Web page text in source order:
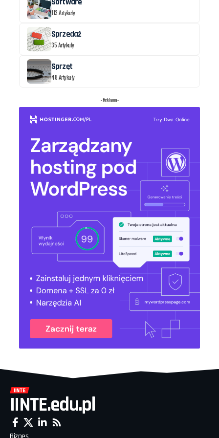
113 Artykuły
Sprzedaż
35 Artykuły
Sprzęt
48 Artykuły
- Reklama -
IINTE.edu.pl